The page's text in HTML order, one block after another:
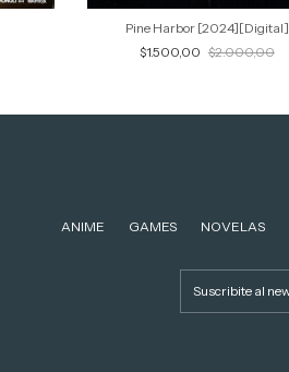
Pine Harbor [2024][Digital]
$1.500,00 $2.000,00
ANIME GAMES NOVELAS